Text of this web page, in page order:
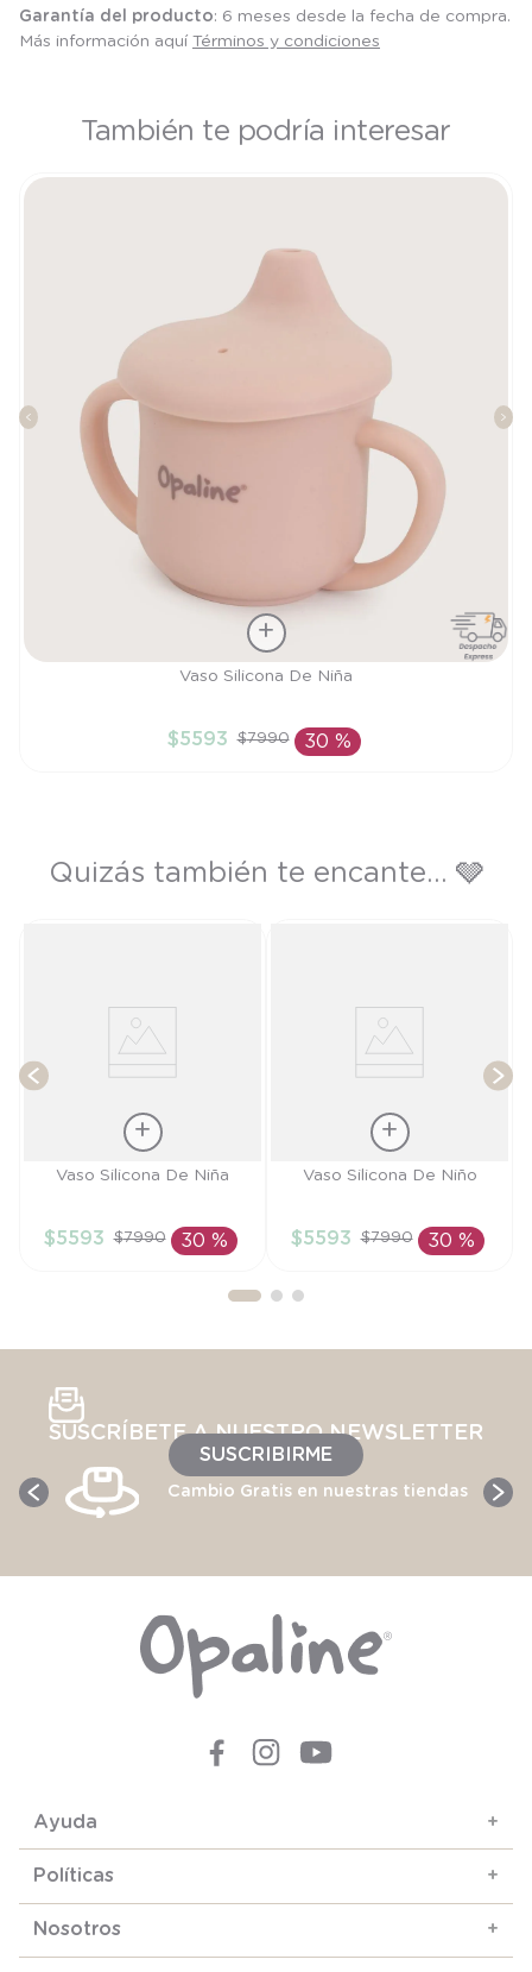
Garantía del producto: 6 meses desde la fecha de compra.
Más información aquí Términos y condiciones
También te podría interesar
AÑADIR AL CARRITO
Vaso Silicona De Niña
$5593 $7990 30 %
Quizás también te encante... 🩶
Talla
AÑADIR AL
Vaso Silicona De Niña
$5593 $7990 30 %
Talla
AÑADIR AL
Vaso Silicona De Niño
$5593 $7990 30 %
SUSCRÍBETE A NUESTRO NEWSLETTER
SUSCRIBIRME
Cambio Gratis en nuestras tiendas
Ayuda +
Políticas +
Nosotros +